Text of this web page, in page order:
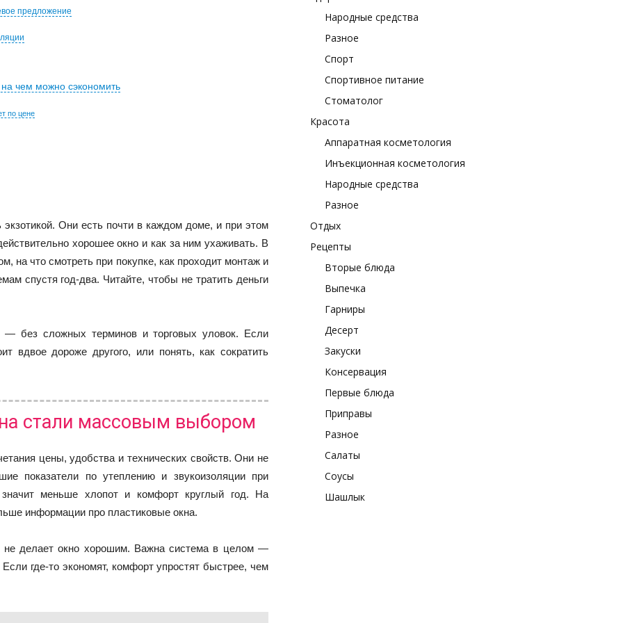
предложение
на чем можно сэкономить
по цене
Они есть почти в каждом доме, и при этом
хорошее окно и как за ним ухаживать. В
на что смотреть при покупке, как проходит монтаж и
спустя год-два. Читайте, чтобы не тратить деньги
— без сложных терминов и торговых уловок. Если
вдвое дороже другого, или понять, как сократить
стали массовым выбором
цены, удобства и технических свойств. Они не
показатели по утеплению и звукоизоляции при
меньше хлопот и комфорт круглый год. На
информации про пластиковые окна.
не делает окно хорошим. Важна система в целом —
где-то экономят, комфорт упростят быстрее, чем
Народные средства
Разное
Спорт
Спортивное питание
Стоматолог
Красота
Аппаратная косметология
Инъекционная косметология
Народные средства
Разное
Отдых
Рецепты
Вторые блюда
Выпечка
Гарниры
Десерт
Закуски
Консервация
Первые блюда
Приправы
Разное
Салаты
Соусы
Шашлык